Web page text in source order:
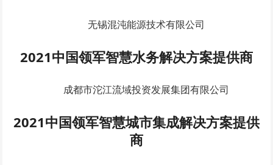
无锡混沌能源技术有限公司
2021中国领军智慧水务解决方案提供商
成都市沱江流域投资发展集团有限公司
2021中国领军智慧城市集成解决方案提供
商